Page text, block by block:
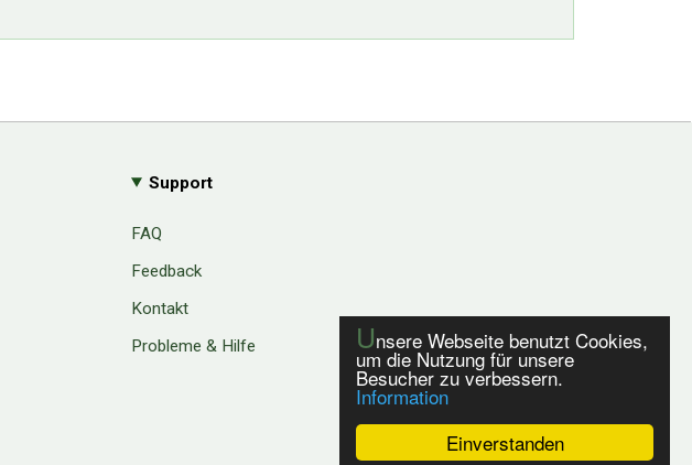
Einverstanden
Unsere Webseite benutzt Cookies,
um die Nutzung für unsere
Besucher zu verbessern.
Information
Support
FAQ
Feedback
Kontakt
Probleme & Hilfe